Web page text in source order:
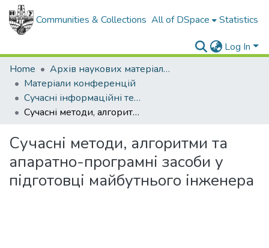
Communities & Collections All of DSpace Statistics
Log In
Home
Архів наукових матеріалів
Матеріали конференцій
Сучасні інформаційні технології в дистанційній освіті
Сучасні методи, алгоритми та апаратно-програмні засоби у підготовці майбутнього інженера
Сучасні методи, алгоритми та
апаратно-програмні засоби у
підготовці майбутнього інженера